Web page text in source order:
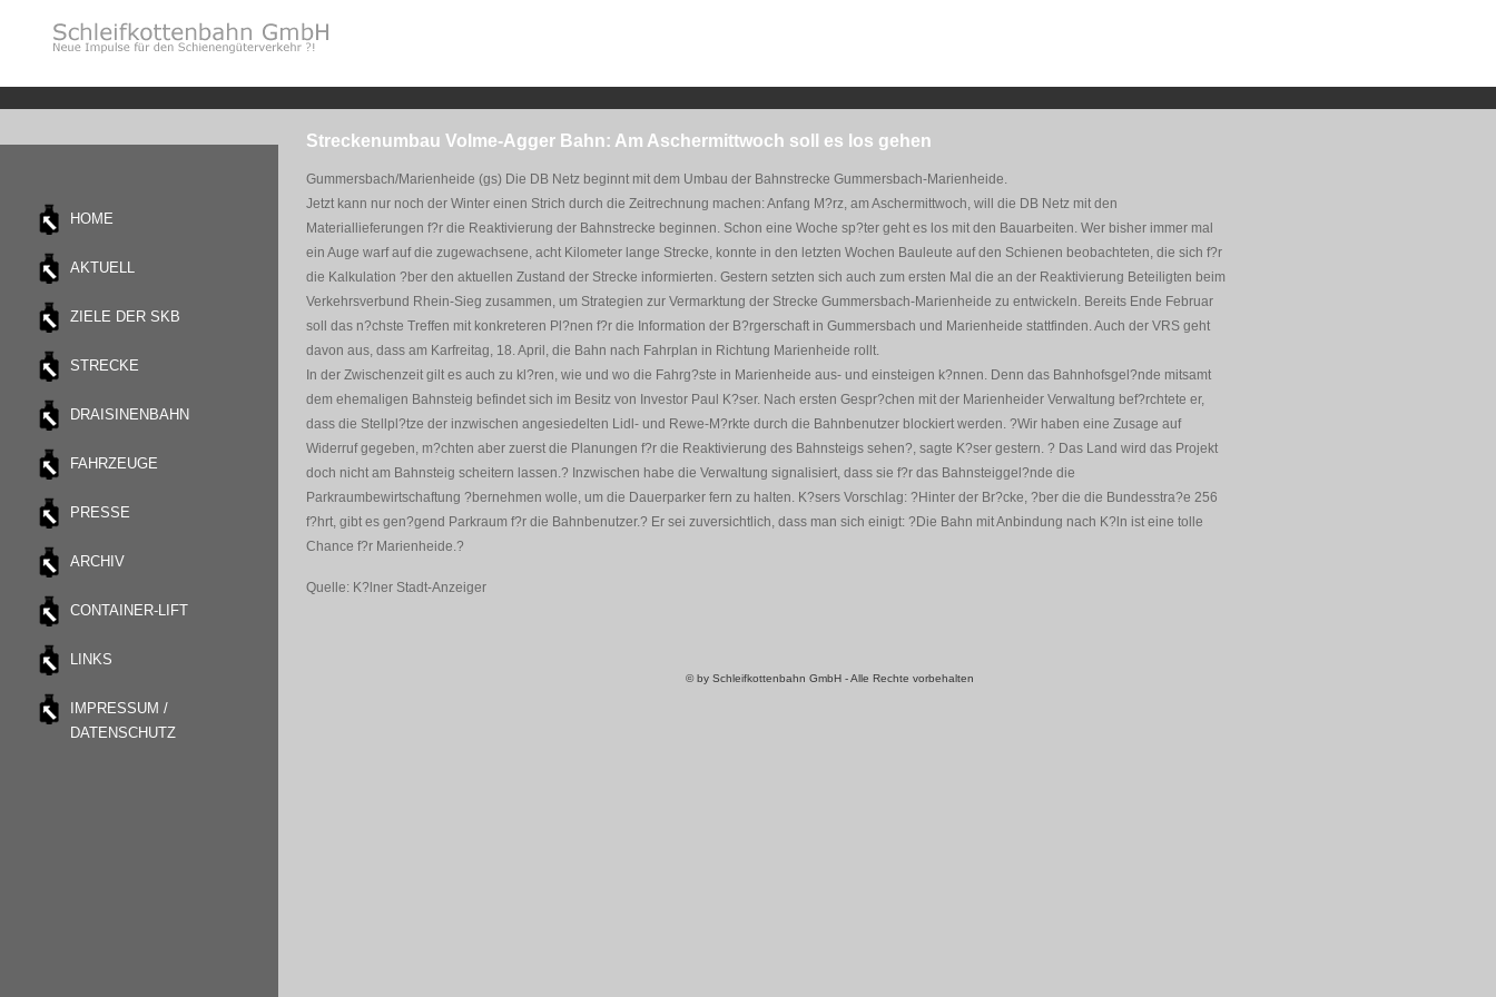
HOME
AKTUELL
ZIELE DER SKB
STRECKE
DRAISINENBAHN
FAHRZEUGE
PRESSE
ARCHIV
CONTAINER-LIFT
LINKS
IMPRESSUM /
DATENSCHUTZ
Streckenumbau Volme-Agger Bahn: Am Aschermittwoch soll es los gehen
Gummersbach/Marienheide (gs) Die DB Netz beginnt mit dem Umbau der Bahnstrecke Gummersbach-Marienheide.
Jetzt kann nur noch der Winter einen Strich durch die Zeitrechnung machen: Anfang M?rz, am Aschermittwoch, will die DB Netz mit den
Materiallieferungen f?r die Reaktivierung der Bahnstrecke beginnen. Schon eine Woche sp?ter geht es los mit den Bauarbeiten. Wer bisher immer mal
ein Auge warf auf die zugewachsene, acht Kilometer lange Strecke, konnte in den letzten Wochen Bauleute auf den Schienen beobachteten, die sich f?r
die Kalkulation ?ber den aktuellen Zustand der Strecke informierten. Gestern setzten sich auch zum ersten Mal die an der Reaktivierung Beteiligten beim
Verkehrsverbund Rhein-Sieg zusammen, um Strategien zur Vermarktung der Strecke Gummersbach-Marienheide zu entwickeln. Bereits Ende Februar
soll das n?chste Treffen mit konkreteren Pl?nen f?r die Information der B?rgerschaft in Gummersbach und Marienheide stattfinden. Auch der VRS geht
davon aus, dass am Karfreitag, 18. April, die Bahn nach Fahrplan in Richtung Marienheide rollt.
In der Zwischenzeit gilt es auch zu kl?ren, wie und wo die Fahrg?ste in Marienheide aus- und einsteigen k?nnen. Denn das Bahnhofsgel?nde mitsamt
dem ehemaligen Bahnsteig befindet sich im Besitz von Investor Paul K?ser. Nach ersten Gespr?chen mit der Marienheider Verwaltung bef?rchtete er,
dass die Stellpl?tze der inzwischen angesiedelten Lidl- und Rewe-M?rkte durch die Bahnbenutzer blockiert werden. ?Wir haben eine Zusage auf
Widerruf gegeben, m?chten aber zuerst die Planungen f?r die Reaktivierung des Bahnsteigs sehen?, sagte K?ser gestern. ? Das Land wird das Projekt
doch nicht am Bahnsteig scheitern lassen.? Inzwischen habe die Verwaltung signalisiert, dass sie f?r das Bahnsteiggel?nde die
Parkraumbewirtschaftung ?bernehmen wolle, um die Dauerparker fern zu halten. K?sers Vorschlag: ?Hinter der Br?cke, ?ber die die Bundesstra?e 256
f?hrt, gibt es gen?gend Parkraum f?r die Bahnbenutzer.? Er sei zuversichtlich, dass man sich einigt: ?Die Bahn mit Anbindung nach K?ln ist eine tolle
Chance f?r Marienheide.?
Quelle: K?lner Stadt-Anzeiger
© by Schleifkottenbahn GmbH - Alle Rechte vorbehalten